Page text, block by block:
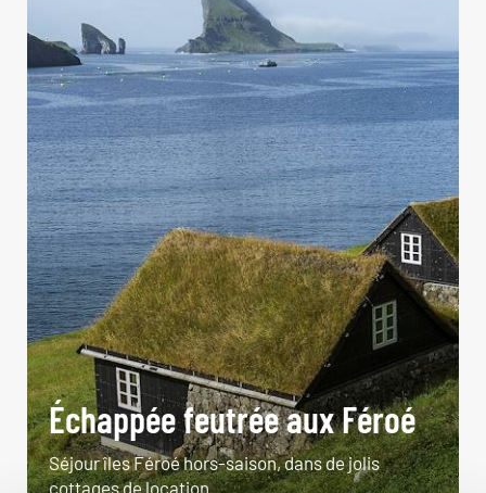
Échappée feutrée aux Féroé
Séjour îles Féroé hors-saison, dans de jolis
cottages de location.